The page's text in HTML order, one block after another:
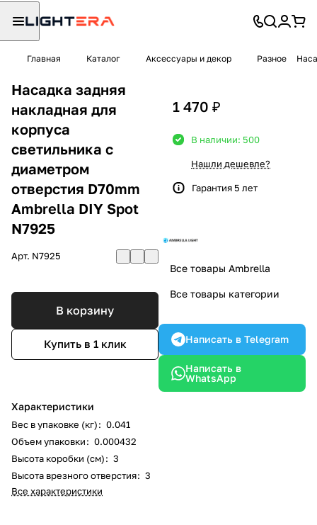
Главная Каталог Аксессуары и декор Разное
Насадка задняя
накладная для
корпуса
светильника с
диаметром
отверстия D70mm
Ambrella DIY Spot
N7925
Арт. N7925
В корзину
Купить в 1 клик
Характеристики
Вес в упаковке (кг): 0.041
Объем упаковки: 0.000432
Высота коробки (см): 3
Высота врезного отверстия: 3
Все характеристики
1 470 ₽
В наличии: 500
Нашли дешевле?
Гарантия 5 лет
Все товары Ambrella
Все товары категории
Написать в Telegram
Написать в
WhatsApp